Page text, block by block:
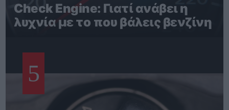
Check Engine: Γιατί ανάβει η
λυχνία με το που βάλεις βενζίνη
5